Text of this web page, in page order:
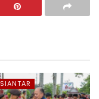
SIANTAR